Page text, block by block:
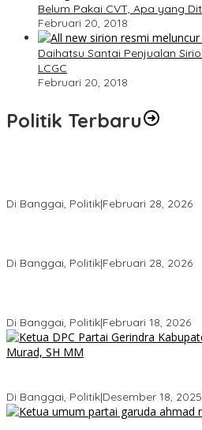
Belum Pakai CVT, Apa yang
Februari 20, 2018
Daihatsu Santai Penjualan
LCGC
Februari 20, 2018
Politik Terbaru
Di Banggai, Politik|Februari 28, 2026
Di Banggai, Politik|Februari 28, 2026
Di Banggai, Politik|Februari 18, 2026
Di Banggai, Politik|Desember 18, 2025